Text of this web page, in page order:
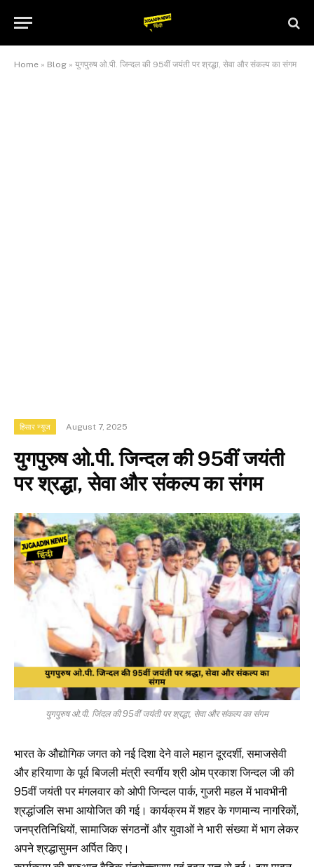
Home » Blog » युगपुरुष ओ.पी. जिन्दल की 95वीं जयंती पर श्रद्धा, सेवा और संकल्प का संगम
हिसार न्यूज August 7, 2025
युगपुरुष ओ.पी. जिन्दल की 95वीं जयंती
पर श्रद्धा, सेवा और संकल्प का संगम
युगपुरुष ओ.पी. जिंदल की 95वीं जयंती पर श्रद्धा, सेवा और संकल्प का संगम
भारत के औद्योगिक जगत को नई दिशा देने वाले महान दूरदर्शी, समाजसेवी
और हरियाणा के पूर्व बिजली मंत्री स्वर्गीय श्री ओम प्रकाश जिन्दल जी की
95वीं जयंती पर मंगलवार को ओपी जिन्दल पार्क, गुजरी महल में भावभीनी
श्रद्धांजलि सभा आयोजित की गई। कार्यक्रम में शहर के गणमान्य नागरिकों,
जनप्रतिनिधियों, सामाजिक संगठनों और युवाओं ने भारी संख्या में भाग लेकर
अपने श्रद्धासुमन अर्पित किए।